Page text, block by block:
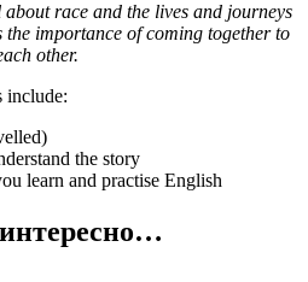
race and the lives and journeys
the importance of coming together to
other.
include:
the story
learn and practise English